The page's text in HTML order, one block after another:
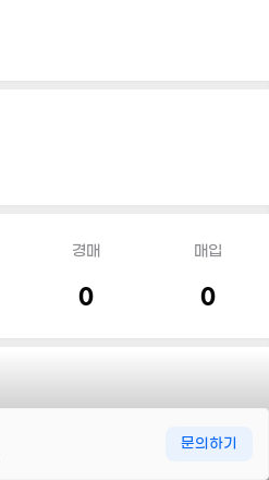
경매
0
매입
0
문의하기